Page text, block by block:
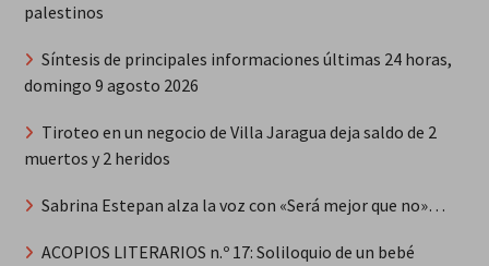
palestinos
Síntesis de principales informaciones últimas 24 horas,
domingo 9 agosto 2026
Tiroteo en un negocio de Villa Jaragua deja saldo de 2
muertos y 2 heridos
Sabrina Estepan alza la voz con «Será mejor que no»…
ACOPIOS LITERARIOS n.º 17: Soliloquio de un bebé